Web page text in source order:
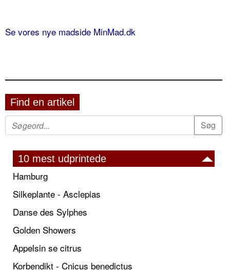
Se vores nye madside MinMad.dk
Find en artikel
10 mest udprintede
Hamburg
Silkeplante - Asclepias
Danse des Sylphes
Golden Showers
Appelsin se citrus
Korbendikt - Cnicus benedictus